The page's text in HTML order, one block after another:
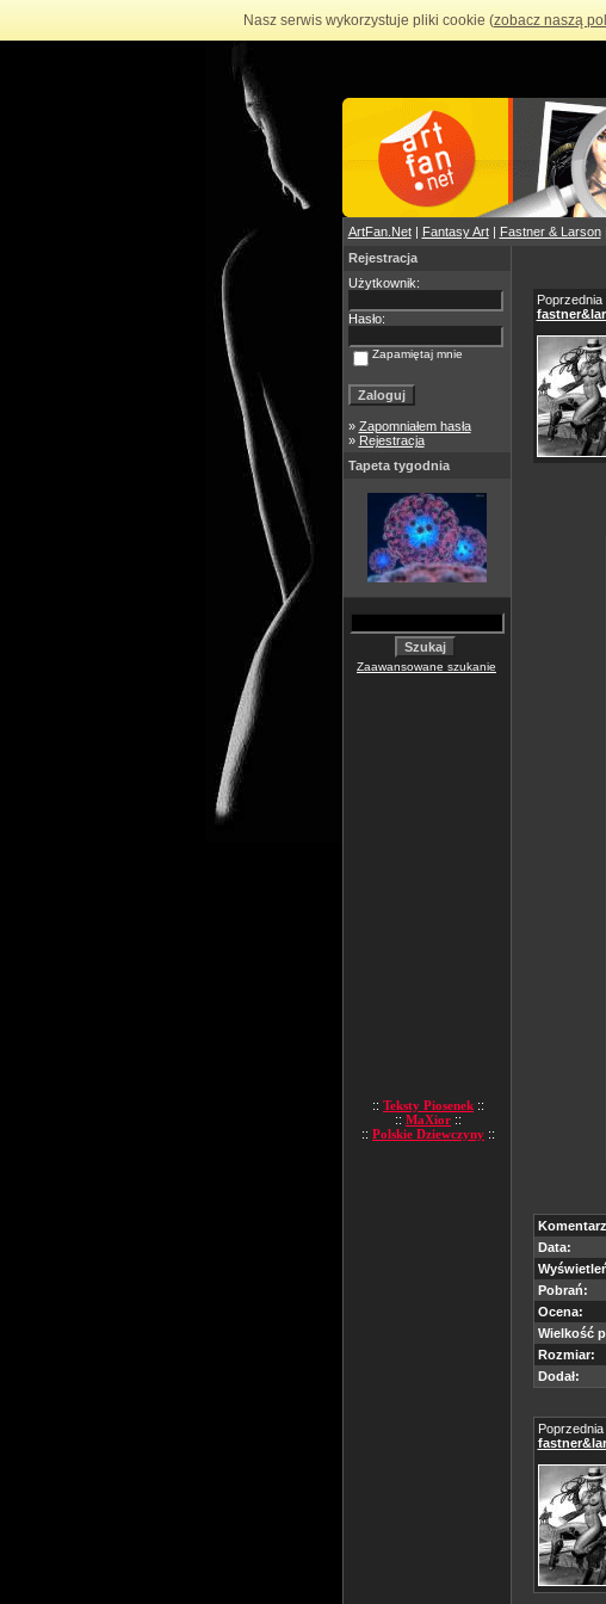
Nasz serwis wykorzystuje pliki cookie (zobacz naszą
ArtFan.Net| Fantasy Art| Fastner & Larson|
Rejestracja
Użytkownik:
Hasło:
Zapamiętaj mnie
» Zapomniałem hasła
» Rejestracja
Tapeta tygodnia
Zaawansowane szukanie
:: Teksty Piosenek ::
:: MaXior ::
:: Polskie Dziewczyny ::
Poprzednia
Data:
Pobrań:
Ocena:
Wielkość
Rozmiar:
Dodał: